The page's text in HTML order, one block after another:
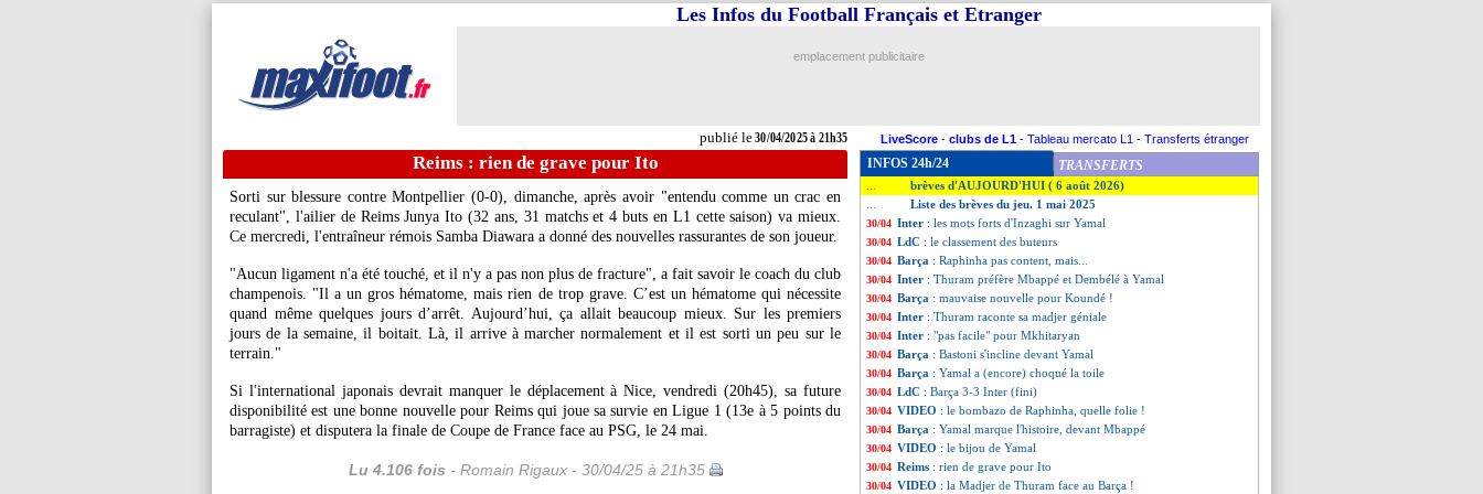
publié le30/04/2025 à 21h35
Les Infos du Football Français et Etranger
emplacement publicitaire
LiveScore - clubs de L1 - Tableau mercato L1 - Transferts étranger
Reims : rien de grave pour Ito
Sorti sur blessure contre Montpellier (0-0), dimanche, après avoir "entendu comme un crac en
reculant", l'ailier de Reims JunyaIto (32 ans, 31 matchs et 4 buts en L1 cette saison) va mieux.
Ce mercredi, l'entraîneur rémois Samba Diawara a donné des nouvelles rassurantes de son joueur.
"Aucun ligament n'a été touché, et il n'y a pas non plus de fracture", a fait savoir le coach du club
champenois. "Il a un gros hématome, mais rien de trop grave. C’est un hématome qui nécessite
quand même quelques jours d’arrêt. Aujourd’hui, ça allait beaucoup mieux. Sur les premiers
jours de la semaine, il boitait. Là, il arrive à marcher normalement et il est sorti un peu sur le
terrain."
Si l'international japonais devrait manquer le déplacement à Nice, vendredi (20h45), sa future
disponibilité est une bonne nouvelle pour Reims qui joue sa survie en Ligue 1 (13e à 5 points du
barragiste) et disputera la finale de Coupe de France face au PSG, le 24 mai.
Lu 4.106 fois - Romain Rigaux - 30/04/25 à 21h35
INFOS 24h/24 TRANSFERTS
brèves d'AUJOURD'HUI ( 6 août 2026)
Liste des brèves du jeu. 1 mai 2025
30/04 Inter : les mots forts d'Inzaghi sur Yamal
30/04 LdC : le classement des buteurs
30/04 Barça : Raphinha pas content, mais...
30/04 Inter : Thuram préfère Mbappé et Dembélé à Yamal
30/04 Barça : mauvaise nouvelle pour Koundé !
30/04 Inter : Thuram raconte sa madjer géniale
30/04 Inter : "pas facile" pour Mkhitaryan
30/04 Barça : Bastoni s'incline devant Yamal
30/04 Barça : Yamal a (encore) choqué la toile
30/04 LdC : Barça 3-3 Inter (fini)
30/04 VIDEO : le bombazo de Raphinha, quelle folie !
30/04 Barça : Yamal marque l'histoire, devant Mbappé
30/04 VIDEO : le bijou de Yamal
30/04 Reims : rien de grave pour Ito
30/04 VIDEO : la Madjer de Thuram face au Barça !